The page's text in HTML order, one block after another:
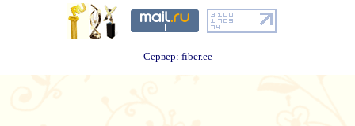
Сервер: fiber.ee